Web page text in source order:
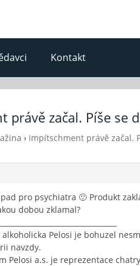
Kontakt
právě začal. Píše se
› Impítschment právě začal.
pro psychiatra 🙂 Produkt
dobou zklamal?
Pelosi je bohuzel
navzdy.
Pelosi a.s. je reprezentace